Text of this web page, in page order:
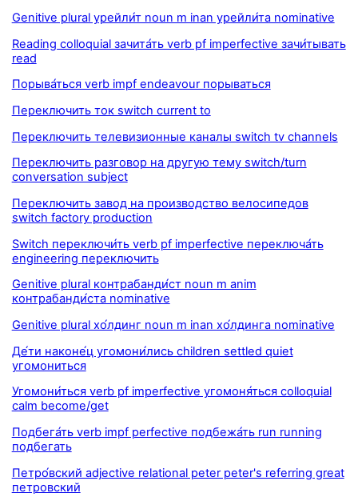
Genitive plural урейли́т noun m inan урейли́та nominative
Reading colloquial зачита́ть verb pf imperfective зачи́тывать
read
Порыва́ться verb impf endeavour порываться
Переключить ток switch current to
Переключить телевизионные каналы switch tv channels
Переключить разговор на другую тему switch/turn
conversation subject
Переключить завод на производство велосипедов
switch factory production
Switch переключи́ть verb pf imperfective переключа́ть
engineering переключить
Genitive plural контрабанди́ст noun m anim
контрабанди́ста nominative
Genitive plural хо́лдинг noun m inan хо́лдинга nominative
Де́ти наконе́ц угомони́лись children settled quiet
угомониться
Угомони́ться verb pf imperfective угомоня́ться colloquial
calm become/get
Подбега́ть verb impf perfective подбежа́ть run running
подбегать
Петро́вский adjective relational peter peter's referring great
петровский